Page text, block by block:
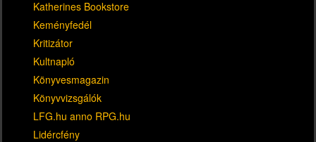
Katherines Bookstore
Keményfedél
Kritizátor
Kultnapló
Könyvesmagazin
Könyvvizsgálók
LFG.hu anno RPG.hu
Lidércfény